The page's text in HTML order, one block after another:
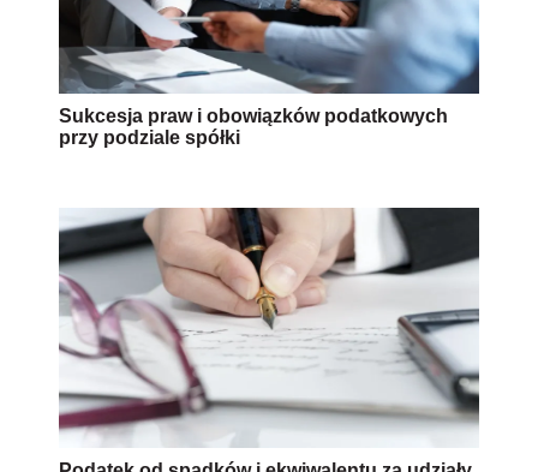
Sukcesja praw i obowiązków podatkowych
przy podziale spółki